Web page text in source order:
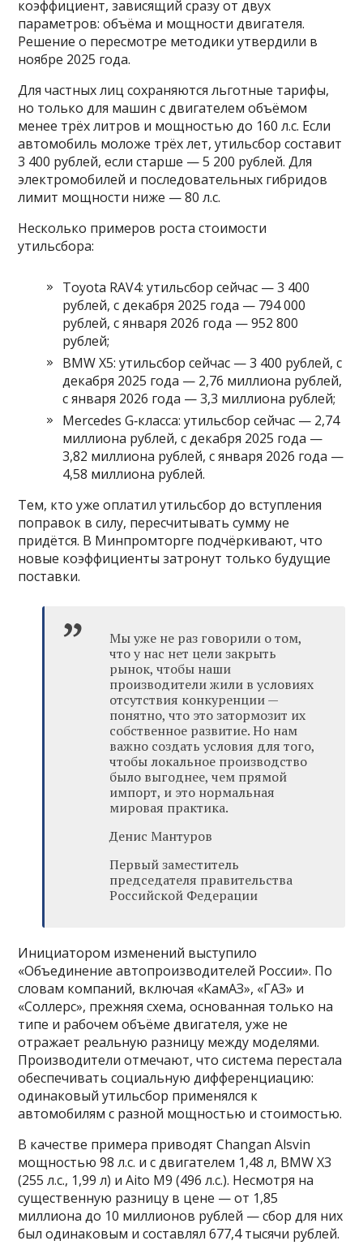
коэффициент, зависящий сразу от двух
параметров: объёма и мощности двигателя.
Решение о пересмотре методики утвердили в
ноябре 2025 года.
Для частных лиц сохраняются льготные тарифы,
но только для машин с двигателем объёмом
менее трёх литров и мощностью до 160 л.с. Если
автомобиль моложе трёх лет, утильсбор составит
3 400 рублей, если старше — 5 200 рублей. Для
электромобилей и последовательных гибридов
лимит мощности ниже — 80 л.с.
Несколько примеров роста стоимости
утильсбора:
Toyota RAV4: утильсбор сейчас — 3 400
рублей, с декабря 2025 года — 794 000
рублей, с января 2026 года — 952 800
рублей;
BMW X5: утильсбор сейчас — 3 400 рублей, с
декабря 2025 года — 2,76 миллиона рублей,
с января 2026 года — 3,3 миллиона рублей;
Mercedes G‑класса: утильсбор сейчас — 2,74
миллиона рублей, с декабря 2025 года —
3,82 миллиона рублей, с января 2026 года —
4,58 миллиона рублей.
Тем, кто уже оплатил утильсбор до вступления
поправок в силу, пересчитывать сумму не
придётся. В Минпромторге подчёркивают, что
новые коэффициенты затронут только будущие
поставки.
Мы уже не раз говорили о том,
что у нас нет цели закрыть
рынок, чтобы наши
производители жили в условиях
отсутствия конкуренции —
понятно, что это затормозит их
собственное развитие. Но нам
важно создать условия для того,
чтобы локальное производство
было выгоднее, чем прямой
импорт, и это нормальная
мировая практика.
Денис Мантуров
Первый заместитель
председателя правительства
Российской Федерации
Инициатором изменений выступило
«Объединение автопроизводителей России». По
словам компаний, включая «КамАЗ», «ГАЗ» и
«Соллерс», прежняя схема, основанная только на
типе и рабочем объёме двигателя, уже не
отражает реальную разницу между моделями.
Производители отмечают, что система перестала
обеспечивать социальную дифференциацию:
одинаковый утильсбор применялся к
автомобилям с разной мощностью и стоимостью.
В качестве примера приводят Changan Alsvin
мощностью 98 л.с. и с двигателем 1,48 л, BMW X3
(255 л.с., 1,99 л) и Aito M9 (496 л.с.). Несмотря на
существенную разницу в цене — от 1,85
миллиона до 10 миллионов рублей — сбор для них
был одинаковым и составлял 677,4 тысячи рублей.